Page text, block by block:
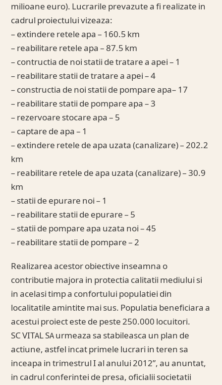
milioane euro). Lucrarile prevazute a fi realizate in
cadrul proiectului vizeaza:
– extindere retele apa – 160.5 km
– reabilitare retele apa – 87.5 km
– contructia de noi statii de tratare a apei – 1
– reabilitare statii de tratare a apei – 4
– constructia de noi statii de pompare apa– 17
– reabilitare statii de pompare apa – 3
– rezervoare stocare apa – 5
– captare de apa – 1
– extindere retele de apa uzata (canalizare) – 202.2
km
– reabilitare retele de apa uzata (canalizare) – 30.9
km
– statii de epurare noi – 1
– reabilitare statii de epurare – 5
– statii de pompare apa uzata noi – 45
– reabilitare statii de pompare – 2
Realizarea acestor obiective inseamna o
contributie majora in protectia calitatii mediului si
in acelasi timp a confortului populatiei din
localitatile amintite mai sus. Populatia beneficiara a
acestui proiect este de peste 250.000 locuitori.
SC VITAL SA urmeaza sa stabileasca un plan de
actiune, astfel incat primele lucrari in teren sa
inceapa in trimestrul I al anului 2012”, au anuntat,
in cadrul conferintei de presa, oficialii societatii